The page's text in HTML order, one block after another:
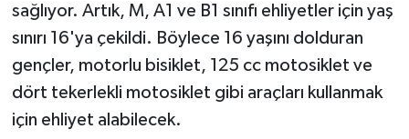
sağlıyor. Artık, M, A1 ve B1 sınıfı ehliyetler için yaş
sınırı 16'ya çekildi. Böylece 16 yaşını dolduran
gençler, motorlu bisiklet, 125 cc motosiklet ve
dört tekerlekli motosiklet gibi araçları kullanmak
için ehliyet alabilecek.